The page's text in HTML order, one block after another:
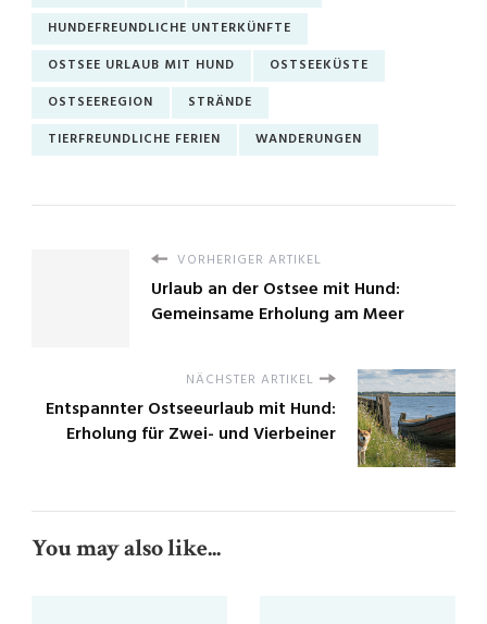
HUNDEFREUNDLICHE UNTERKÜNFTE
OSTSEE URLAUB MIT HUND
OSTSEEKÜSTE
OSTSEEREGION
STRÄNDE
TIERFREUNDLICHE FERIEN
WANDERUNGEN
VORHERIGER ARTIKEL
Urlaub an der Ostsee mit Hund:
Gemeinsame Erholung am Meer
NÄCHSTER ARTIKEL
Entspannter Ostseeurlaub mit Hund:
Erholung für Zwei- und Vierbeiner
You may also like...